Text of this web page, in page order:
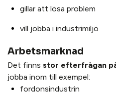
gillar att lösa problem
vill jobba i industrimiljö
Arbetsmarknad
Det finns stor efterfrågan
jobba inom till exempel:
fordonsindustrin